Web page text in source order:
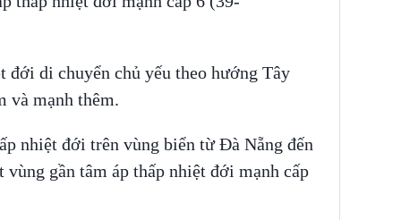
đới di chuyển chủ yếu theo hướng Tây
và mạnh thêm.
nhiệt đới trên vùng biển từ Đà Nẵng đến
gần tâm áp thấp nhiệt đới mạnh cấp